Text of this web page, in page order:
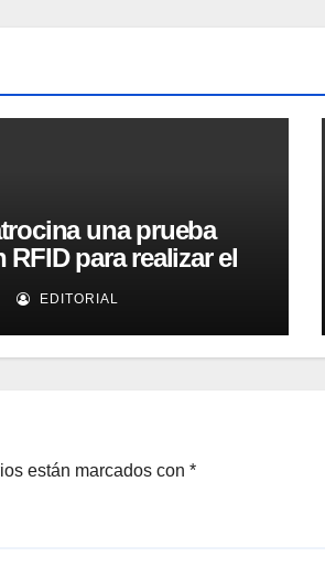
una prueba
para realizar el
y control de
EDITORIAL
están marcados con *